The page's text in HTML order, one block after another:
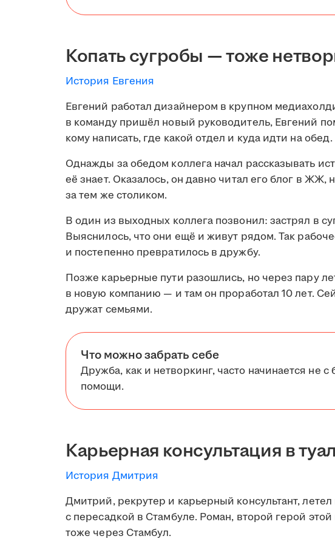
Копать сугробы — тоже
История Евгения
Евгений работал дизайнером в крупном
в команду пришёл новый руководитель, Евгений
кому написать, где какой отдел и куда идти на обед.
Однажды за обедом коллега начал рассказывать
её знает. Оказалось, он давно читал его блог в ЖЖ,
за тем же столиком.
В один из выходных коллега позвонил: застрял в
Выяснилось, что они ещё и живут рядом. Так
и постепенно превратилось в дружбу.
Позже карьерные пути разошлись, но через пару
в новую компанию — и там он проработал 10 лет.
дружат семьями.
Что можно забрать себе
Дружба, как и нетворкинг, часто начинается не
помощи.
Карьерная консультация в
История Дмитрия
Дмитрий, рекрутер и карьерный консультант,
с пересадкой в Стамбуле. Роман, второй герой
тоже через Стамбул.